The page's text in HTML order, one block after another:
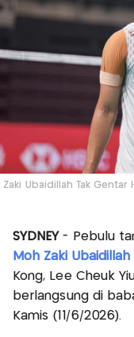
Zaki Ubaidillah Tak Gentar
SYDNEY - Pebulu
Moh Zaki Ubaidillah
Kong, Lee Cheuk
berlangsung di
Kamis (11/6/2026).